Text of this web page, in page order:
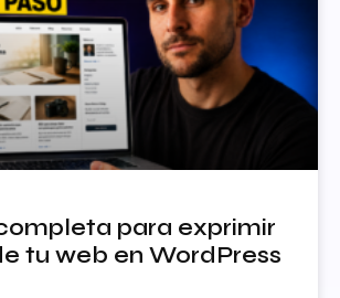
para exprimir
tu web en WordPress